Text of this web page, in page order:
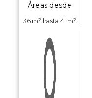
Áreas desde
36 m² hasta 41 m²